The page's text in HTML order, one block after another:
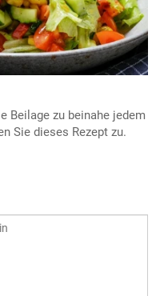
Beilage zu beinahe jedem
Sie dieses Rezept zu.